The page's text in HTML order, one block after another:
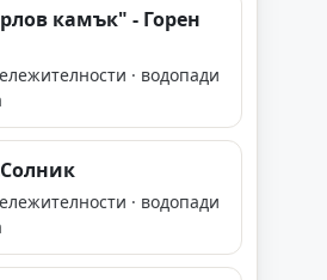
камък" - Горен
· водопади
· водопади